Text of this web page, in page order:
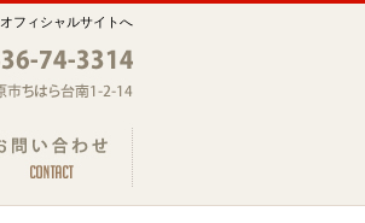
フィシャルサイトへ